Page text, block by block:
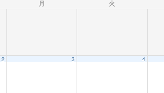
月 火
2 3 4